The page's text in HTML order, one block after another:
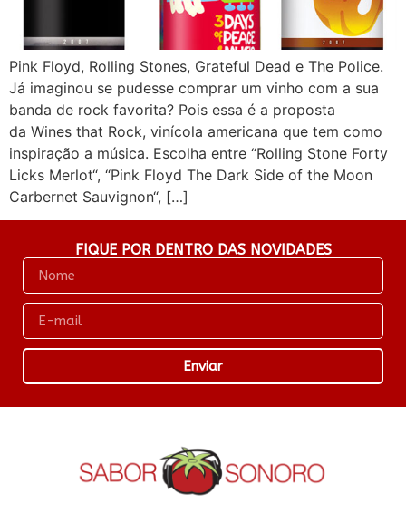
Pink Floyd, Rolling Stones, Grateful Dead e The Police.
Já imaginou se pudesse comprar um vinho com a sua
banda de rock favorita? Pois essa é a proposta
da Wines that Rock, vinícola americana que tem como
inspiração a música. Escolha entre “Rolling Stone Forty
Licks Merlot“, “Pink Floyd The Dark Side of the Moon
Carbernet Sauvignon“, […]
FIQUE POR DENTRO DAS NOVIDADES
Enviar